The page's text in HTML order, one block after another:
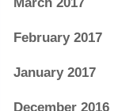
February 2017
January 2017
December 2016